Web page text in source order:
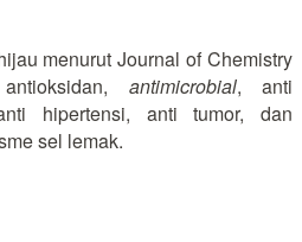
menurut Journal of Chemistry
antimicrobial, anti
hipertensi, anti tumor, dan
sel lemak.